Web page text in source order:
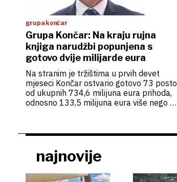
grupa končar
Grupa Končar: Na kraju rujna
knjiga narudžbi popunjena s
gotovo dvije milijarde eura
Na stranim je tržištima u prvih devet
mjeseci Končar ostvario gotovo 73 posto
od ukupnih 734,6 milijuna eura prihoda,
odnosno 133,5 milijuna eura više nego u
najnovije